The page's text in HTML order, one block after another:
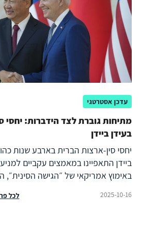
עדכן אסטרטגי
מתיחות גוברת לצד הידברות: יחסי
בעידן ביידן
יחסי סין-ארצות הברית בארבע שנות
ביידן התאפיינו במאמצים עקביים
באימוץ אמריקאי של ״הגישה הסינית״,
בנושאים שבהם ניתן לשתף פעולה.
2025-10-16 לכל